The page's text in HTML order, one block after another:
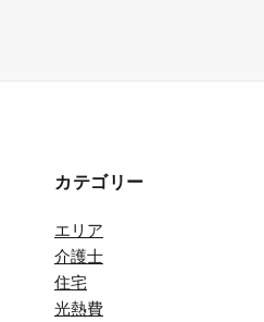
カテゴリー
エリア
介護士
住宅
光熱費